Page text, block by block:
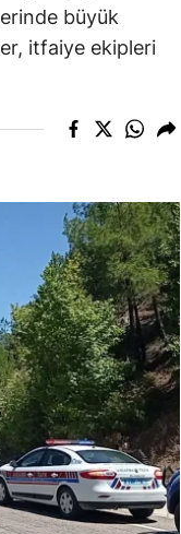
büyük
itfaiye ekipleri